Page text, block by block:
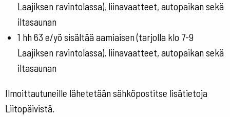
Laajiksen ravintolassa), liinavaatteet, autopaikan sekä
iltasaunan
1 hh 63 e/yö sisältää aamiaisen (tarjolla klo 7-9
Laajiksen ravintolassa), liinavaatteet, autopaikan sekä
iltasaunan
Ilmoittautuneille lähetetään sähköpostitse lisätietoja
Liitopäivistä.